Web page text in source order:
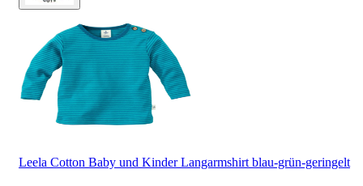
Leela Cotton Baby und Kinder Langarmshirt blau-grün-geringelt